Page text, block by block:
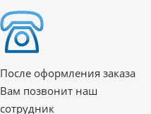
После оформления заказа
Вам позвонит наш
сотрудник